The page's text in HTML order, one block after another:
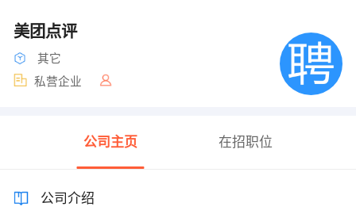
美团点评
其它
私营企业
公司主页 在招职位
公司介绍